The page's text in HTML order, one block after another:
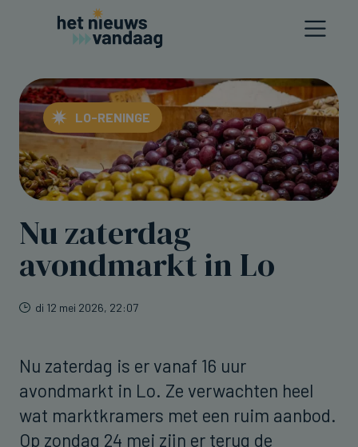
LO-RENINGE
Nu zaterdag
avondmarkt in Lo
di 12 mei 2026, 22:07
Nu zaterdag is er vanaf 16 uur
avondmarkt in Lo. Ze verwachten heel
wat marktkramers met een ruim aanbod.
Op zondag 24 mei zijn er terug de